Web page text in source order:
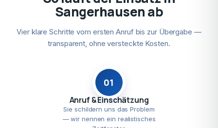
Sangerhausen ab
Vier klare Schritte vom ersten Anruf bis zur Übergabe —
transparent, ohne versteckte Kosten.
01
Anruf & Einschätzung
Sie schildern uns das Problem
— wir nennen ein realistisches